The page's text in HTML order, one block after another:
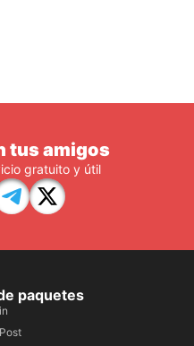
tus amigos
gratuito y útil
paquetes